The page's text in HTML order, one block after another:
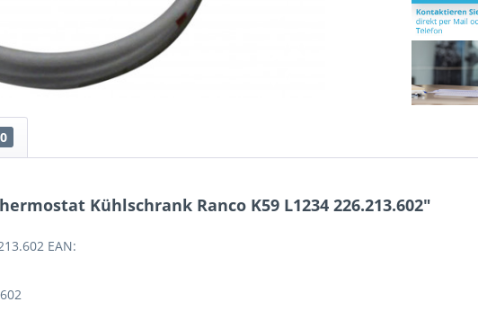
0
Kühlschrank Ranco K59 L1234 226.213.602"
EAN: